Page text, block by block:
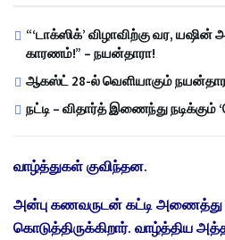
“‘டாக்ஸிக்’ விழாவிற்கு வர,
காரணம்!” – நயன்தாரா!
ஆகஸ்ட் 28-ல் வெளியாகும்
நட்டி – விதார்த் இணைந்து நடிக்கும்
வாழ்த்துகள் குவிந்தன.
அன்பு கணவருடன் கட்டி அணைத்து
கொடுத்திருக்கிறார். வாழ்த்திய